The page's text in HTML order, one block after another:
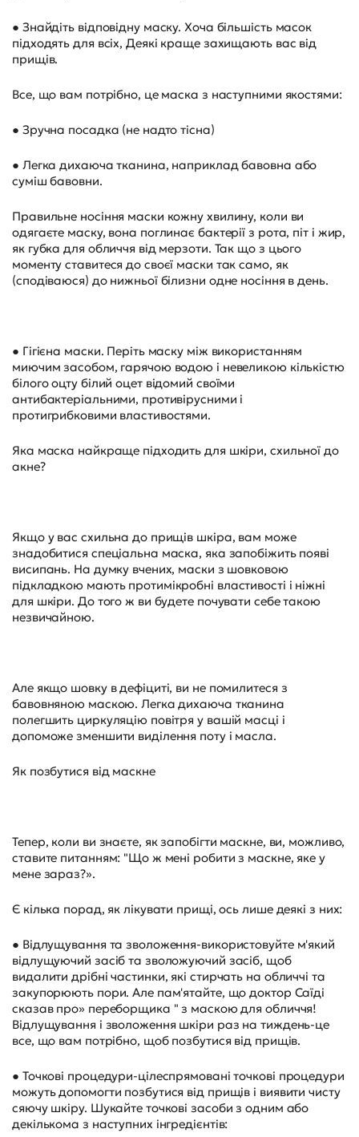
● Знайдіть відповідну маску. Хоча більшість масок
підходять для всіх, Деякі краще захищають вас від
прищів.
Все, що вам потрібно, це маска з наступними якостями:
● Зручна посадка (не надто тісна)
● Легка дихаюча тканина, наприклад бавовна або
суміш бавовни.
Правильне носіння маски кожну хвилину, коли ви
одягаєте маску, вона поглинає бактерії з рота, піт і жир,
як губка для обличчя від мерзоти. Так що з цього
моменту ставитеся до своєї маски так само, як
(сподіваюся) до нижньої білизни одне носіння в день.
● Гігієна маски. Періть маску між використанням
миючим засобом, гарячою водою і невеликою кількістю
білого оцту білий оцет відомий своїми
антибактеріальними, противірусними і
протигрибковими властивостями.
Яка маска найкраще підходить для шкіри, схильної до
акне?
Якщо у вас схильна до прищів шкіра, вам може
знадобитися спеціальна маска, яка запобіжить появі
висипань. На думку вчених, маски з шовковою
підкладкою мають протимікробні властивості і ніжні
для шкіри. До того ж ви будете почувати себе такою
незвичайною.
Але якщо шовку в дефіциті, ви не помилитеся з
бавовняною маскою. Легка дихаюча тканина
полегшить циркуляцію повітря у вашій масці і
допоможе зменшити виділення поту і масла.
Як позбутися від маскне
Тепер, коли ви знаєте, як запобігти маскне, ви, можливо,
ставите питанням: "Що ж мені робити з маскне, яке у
мене зараз?».
Є кілька порад, як лікувати прищі, ось лише деякі з них:
● Відлущування та зволоження-використовуйте м'який
відлущуючий засіб та зволожуючий засіб, щоб
видалити дрібні частинки, які стирчать на обличчі та
закупорюють пори. Але пам'ятайте, що доктор Саїді
сказав про» переборщика " з маскою для обличчя!
Відлущування і зволоження шкіри раз на тиждень-це
все, що вам потрібно, щоб позбутися від прищів.
● Точкові процедури-цілеспрямовані точкові процедури
можуть допомогти позбутися від прищів і виявити чисту
сяючу шкіру. Шукайте точкові засоби з одним або
декількома з наступних інгредієнтів: